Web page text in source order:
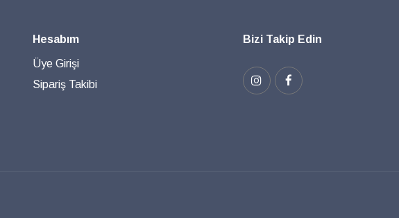
Hesabım
Üye Girişi
Sipariş Takibi
Bizi Takip Edin